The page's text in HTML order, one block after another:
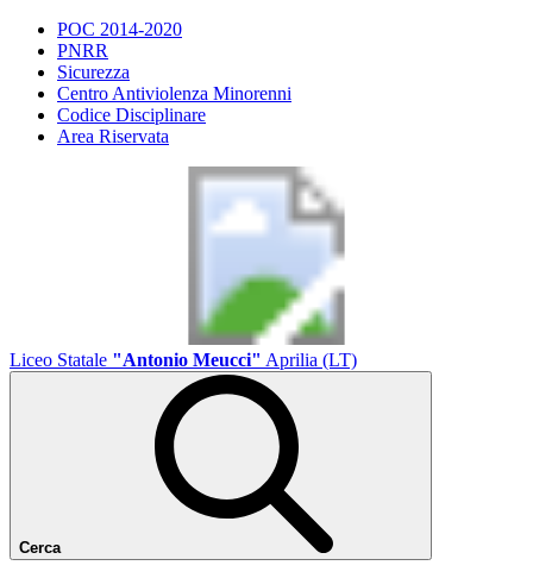
POC 2014-2020
PNRR
Sicurezza
Centro Antiviolenza Minorenni
Codice Disciplinare
Area Riservata
Liceo Statale "Antonio Meucci" Aprilia (LT)
Cerca